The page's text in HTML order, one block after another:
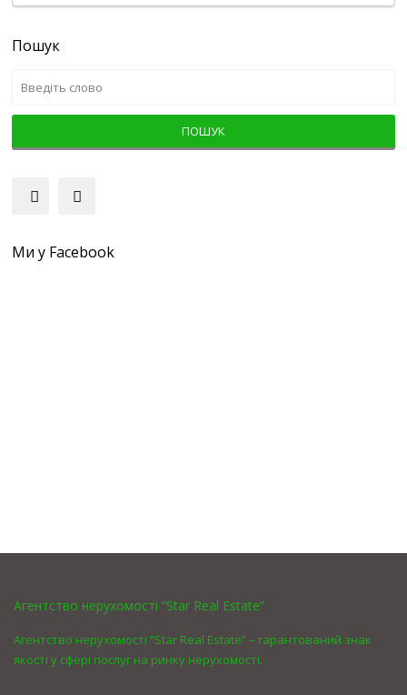
Пошук
ПОШУК
Ми у Facebook
Агентство нерухомості “Star Real Estate”
Агентство нерухомості “Star Real Estate” – гарантований знак
якості у сфері послуг на ринку нерухомості.